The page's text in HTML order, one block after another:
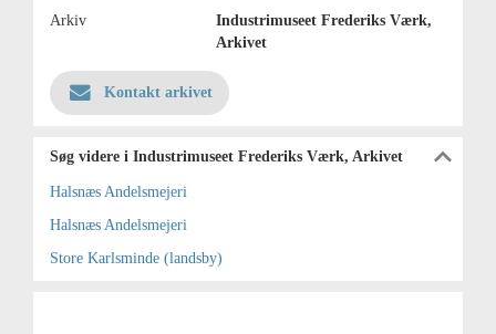
Arkiv
Industrimuseet Frederiks Værk,
Arkivet
Kontakt arkivet
Søg videre i Industrimuseet Frederiks Værk, Arkivet
Halsnæs Andelsmejeri
Halsnæs Andelsmejeri
Store Karlsminde (landsby)